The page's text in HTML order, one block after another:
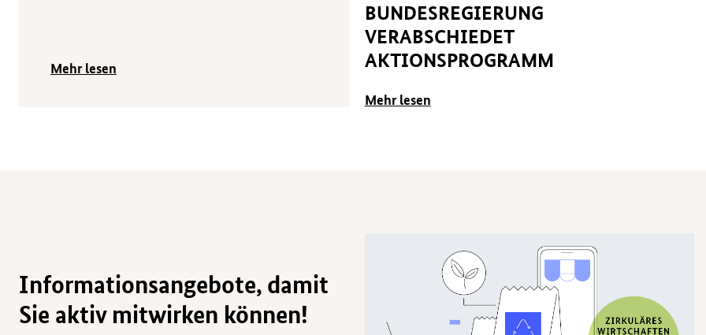
Mehr lesen
BUNDESREGIERUNG
VERABSCHIEDET
AKTIONSPROGRAMM
Mehr lesen
Informationsangebote, damit
Sie aktiv mitwirken können!